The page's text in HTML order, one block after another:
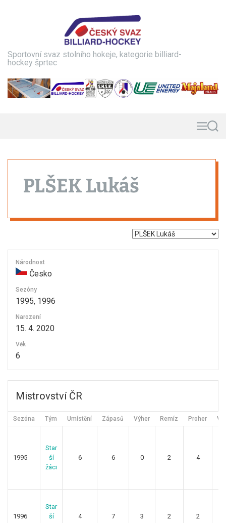
Sportovní svaz stolního hokeje, kategorie billiard-
hockey šprtec
MS
PLŠEK Lukáš
Národnost
Česko
Sezóny
1995, 1996
Narození
15. 4. 2020
Věk
6
Mistrovství ČR
Sezóna Tým Umístění Zápasů Výher Remíz Proher
1995
Star
ší
žáci
6 6 0 2 4
1996
Star
ší
4 7 3 2 2